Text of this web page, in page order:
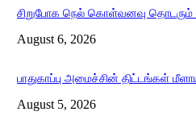
சிறுபோக நெல் கொள்வனவு
August 6, 2026
பாதுகாப்பு அமைச்சின் திட்டங்கள்
August 5, 2026